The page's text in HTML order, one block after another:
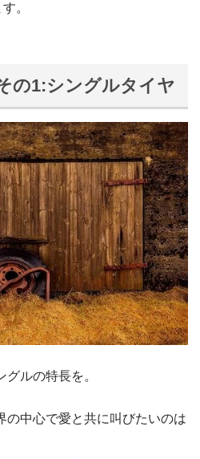
。
の1:シングルタイヤ
ルの特長を。
の中心で愛と共に叫びたいのは